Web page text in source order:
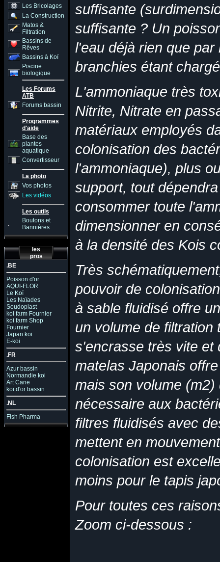
Les Bricolages
La Construction
Matos &
Filtration
Bassins de
Rêves
Bassins à Koï
Piscine
biologique
Les Forums
ATB
Forums bassin
Programmes
d'aide
Base des
plantes
aquatique
Convertisseur
La photo
Vos photos
Les vidéos
Les outils
.
Boutons et
Bannières
les
pros
.BE
Poisson d'or
AQUI-FLOR
Le Koï
Les Naïades
Soudoplast
koi farm Fournier
koi farm Shop
Fournier
Japan koi
E-koi
.FR
Azur bassin
Normandie koi
Art Cane
koi d'or bassin
.NL
Fish Pharma
suffisante
suffisante ? Un
l'eau déjà rien que
branchies étant
L'ammoniaque très
Nitrite, Nitrate en
matériaux employés
colonisation des
l'ammoniaque), plus
support, tout
consommer toute
dimensionner en
à la densité des Kois
Très
pouvoir de
à sable fluidisé offre
un volume de
s'encrasse très vite et
matelas Japonais
mais son volume
nécessaire aux
filtres fluidisés avec
mettent en
colonisation est
moins pour le tapis
Pour toutes ces
Zoom ci-dessous :